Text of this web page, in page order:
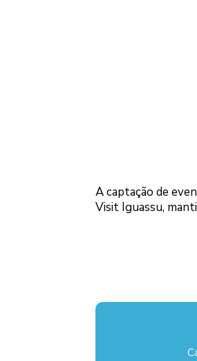
A captação de
Visit Iguassu,